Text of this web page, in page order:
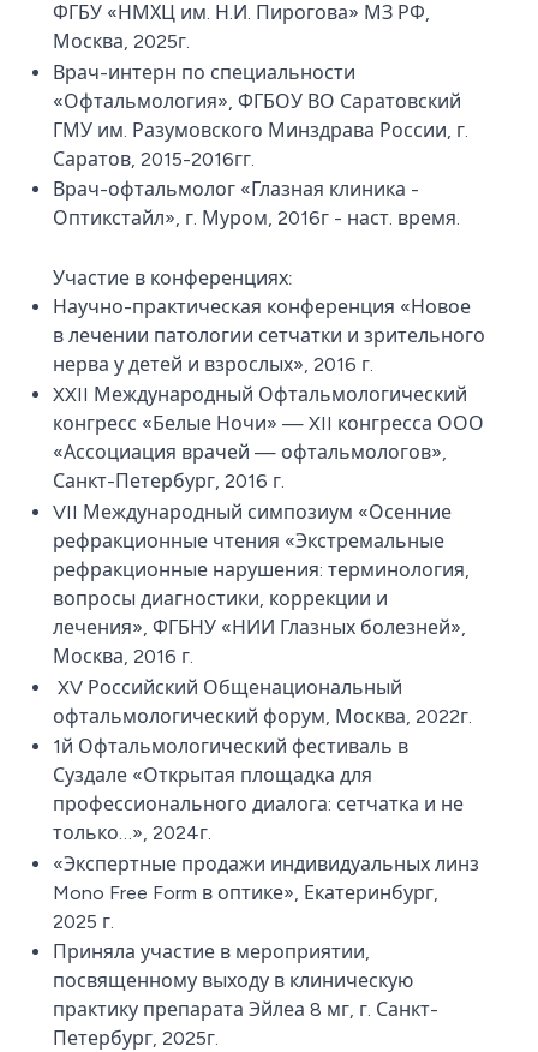
ФГБУ «НМХЦ им. Н.И. Пирогова» МЗ РФ,
Москва, 2025г.
Врач-интерн по специальности
«Офтальмология», ФГБОУ ВО Саратовский
ГМУ им. Разумовского Минздрава России, г.
Саратов, 2015-2016гг.
Врач-офтальмолог «Глазная клиника -
Оптикстайл», г. Муром, 2016г - наст. время.
Участие в конференциях:
Научно-практическая конференция «Новое
в лечении патологии сетчатки и зрительного
нерва у детей и взрослых», 2016 г.
XXII Международный Офтальмологический
конгресс «Белые Ночи» — XII конгресса ООО
«Ассоциация врачей — офтальмологов»,
Санкт-Петербург, 2016 г.
VII Международный симпозиум «Осенние
рефракционные чтения «Экстремальные
рефракционные нарушения: терминология,
вопросы диагностики, коррекции и
лечения», ФГБНУ «НИИ Глазных болезней»,
Москва, 2016 г.
XV Российский Общенациональный
офтальмологический форум, Москва, 2022г.
1й Офтальмологический фестиваль в
Суздале «Открытая площадка для
профессионального диалога: сетчатка и не
только…», 2024г.
«Экспертные продажи индивидуальных линз
Mono Free Form в оптике», Екатеринбург,
2025 г.
Приняла участие в мероприятии,
посвященному выходу в клиническую
практику препарата Эйлеа 8 мг, г. Санкт-
Петербург, 2025г.